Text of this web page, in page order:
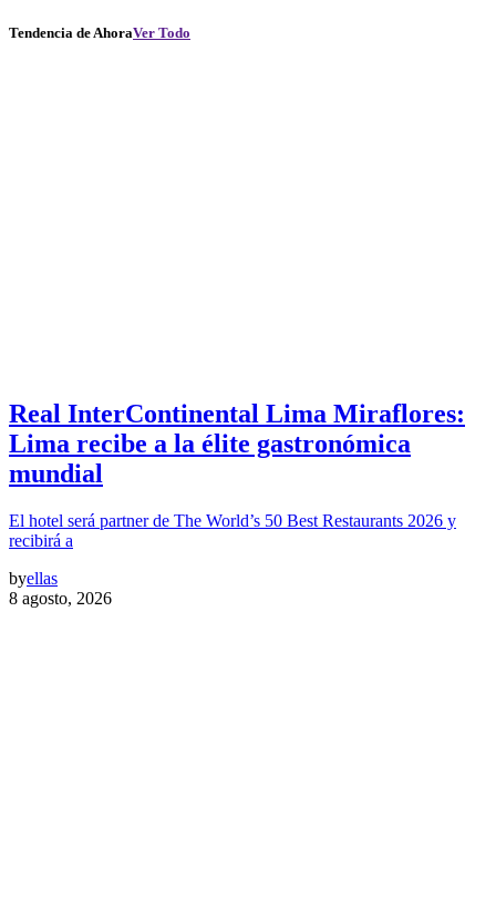
Tendencia de AhoraVer Todo
Real InterContinental Lima Miraflores:
Lima recibe a la élite gastronómica
mundial
El hotel será partner de The World’s 50 Best Restaurants 2026 y
recibirá a
byellas
8 agosto, 2026